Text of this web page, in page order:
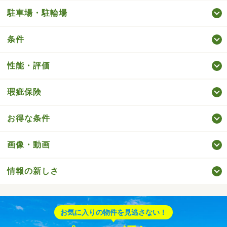
駐車場・駐輪場
条件
性能・評価
瑕疵保険
お得な条件
画像・動画
情報の新しさ
お気に入りの物件を見逃さない！